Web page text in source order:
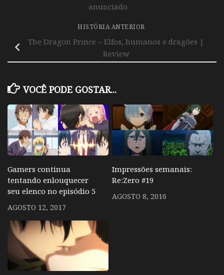
anunciado
HISTÓRIA ANTERIOR
The Dragon Prince – Elfos, humanos e dragões |
Review
VOCÊ PODE GOSTAR...
Gamers continua
tentando enlouquecer
seu elenco no episódio 5
AGOSTO 12, 2017
Impressões semanais:
Re:Zero #19
AGOSTO 8, 2016